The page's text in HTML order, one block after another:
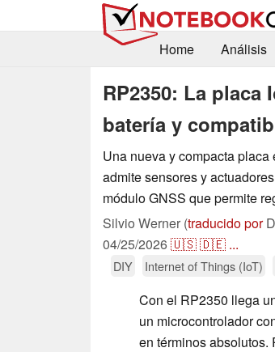
Home
Análisis
RP2350: La placa
batería y
Una nueva y compacta
admite sensores y
módulo GNSS que permite
Silvio Werner (traducido por
04/25/2026🇺🇸🇩🇪 ...
DIY Internet of Things (IoT)
Con el RP2350 llega
un microcontrolador
en términos absolutos.